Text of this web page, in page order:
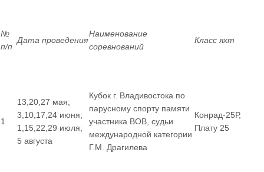
№
п/п
Дата проведения
Наименование
соревнований
Класс яхт
1
13,20,27 мая;
3,10,17,24 июня;
1,15,22,29 июля;
5 августа
Кубок г. Владивостока по
парусному спорту памяти
участника ВОВ, судьи
международной категории
Г.М. Драгилева
Конрад-25Р,
Плату 25